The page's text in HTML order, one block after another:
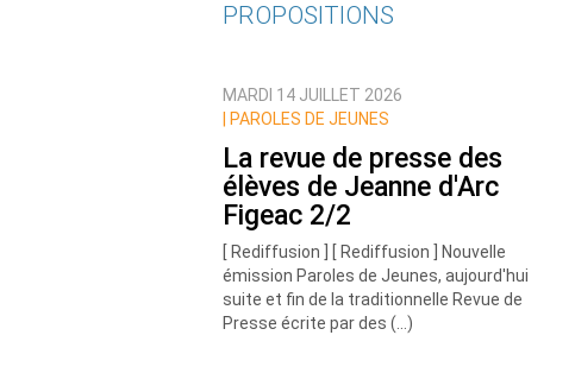
Nom
Courriel (non publié)
Ajoutez votre commentaire ici
PROPOSITIONS
MARDI 14 JUILLET 2026
PAROLES DE JEUNES
La revue de presse des
élèves de Jeanne d'Arc
Figeac 2/2
[ Rediffusion ] [ Rediffusion ] Nouvelle
émission Paroles de Jeunes, aujourd'hui
suite et fin de la traditionnelle Revue de
Presse écrite par des (…)